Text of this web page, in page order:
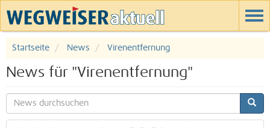
Startseite News Virenentfernung
News für "Virenentfernung"